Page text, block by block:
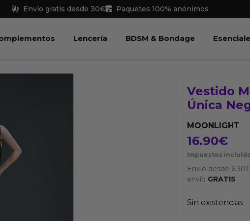
Envío gratis desde 30€ Paquetes 100% anónimos
Juguetes Abrir Complementos
Lencería Abrir Lencería
BDSM & Bondage Abrir BDSM
Vestido
Única
MOONLIGHT
16.90€
Impuestos
Envío desde 6.30€
envío GRATIS
Sin existencias